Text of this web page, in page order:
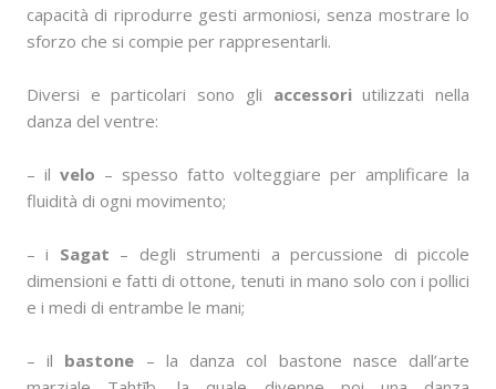
capacità di riprodurre gesti armoniosi, senza mostrare lo
sforzo che si compie per rappresentarli.
Diversi e particolari sono gli accessoriutilizzati nella
danza del ventre:
– il velo – spesso fatto volteggiare per amplificare la
fluidità di ogni movimento;
– i Sagat – degli strumenti a percussione di piccole
dimensioni e fatti di ottone, tenuti in mano solo con i pollici
e i medi di entrambe le mani;
– il bastone – la danza col bastone nasce dall’arte